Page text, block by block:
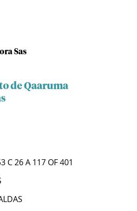
Sas
de Qaaruma
C 26 A 117 OF 401